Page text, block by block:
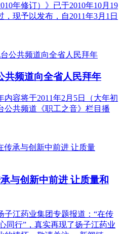
年修订）》已于2010年10月19
现予以发布，自2011年3月1日
共频道向全省人民拜年
容将于2011年2月5日（大年初
公共频道《职工之音》栏目播
与创新中前进 让质量和
子江药业集团专题报道：“在传
同行”，真实再现了扬子江药业